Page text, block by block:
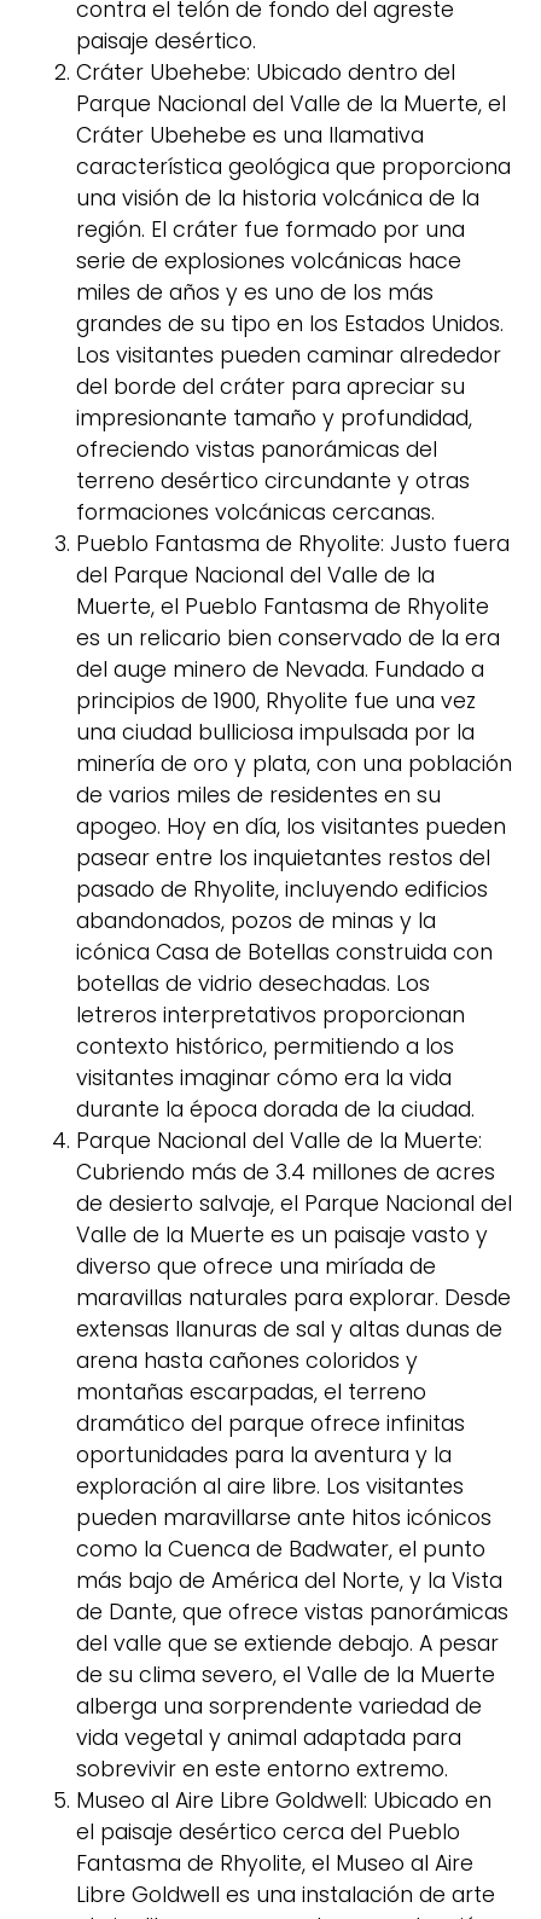
contra el telón de fondo del agreste
paisaje desértico.
Cráter Ubehebe: Ubicado dentro del
Parque Nacional del Valle de la Muerte, el
Cráter Ubehebe es una llamativa
característica geológica que proporciona
una visión de la historia volcánica de la
región. El cráter fue formado por una
serie de explosiones volcánicas hace
miles de años y es uno de los más
grandes de su tipo en los Estados Unidos.
Los visitantes pueden caminar alrededor
del borde del cráter para apreciar su
impresionante tamaño y profundidad,
ofreciendo vistas panorámicas del
terreno desértico circundante y otras
formaciones volcánicas cercanas.
Pueblo Fantasma de Rhyolite: Justo fuera
del Parque Nacional del Valle de la
Muerte, el Pueblo Fantasma de Rhyolite
es un relicario bien conservado de la era
del auge minero de Nevada. Fundado a
principios de 1900, Rhyolite fue una vez
una ciudad bulliciosa impulsada por la
minería de oro y plata, con una población
de varios miles de residentes en su
apogeo. Hoy en día, los visitantes pueden
pasear entre los inquietantes restos del
pasado de Rhyolite, incluyendo edificios
abandonados, pozos de minas y la
icónica Casa de Botellas construida con
botellas de vidrio desechadas. Los
letreros interpretativos proporcionan
contexto histórico, permitiendo a los
visitantes imaginar cómo era la vida
durante la época dorada de la ciudad.
Parque Nacional del Valle de la Muerte:
Cubriendo más de 3.4 millones de acres
de desierto salvaje, el Parque Nacional del
Valle de la Muerte es un paisaje vasto y
diverso que ofrece una miríada de
maravillas naturales para explorar. Desde
extensas llanuras de sal y altas dunas de
arena hasta cañones coloridos y
montañas escarpadas, el terreno
dramático del parque ofrece infinitas
oportunidades para la aventura y la
exploración al aire libre. Los visitantes
pueden maravillarse ante hitos icónicos
como la Cuenca de Badwater, el punto
más bajo de América del Norte, y la Vista
de Dante, que ofrece vistas panorámicas
del valle que se extiende debajo. A pesar
de su clima severo, el Valle de la Muerte
alberga una sorprendente variedad de
vida vegetal y animal adaptada para
sobrevivir en este entorno extremo.
Museo al Aire Libre Goldwell: Ubicado en
el paisaje desértico cerca del Pueblo
Fantasma de Rhyolite, el Museo al Aire
Libre Goldwell es una instalación de arte